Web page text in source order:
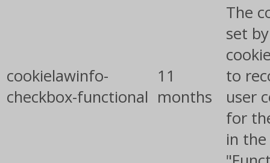
cookielawinfo-
checkbox-functional
11
months
The
set
to
user
for
in